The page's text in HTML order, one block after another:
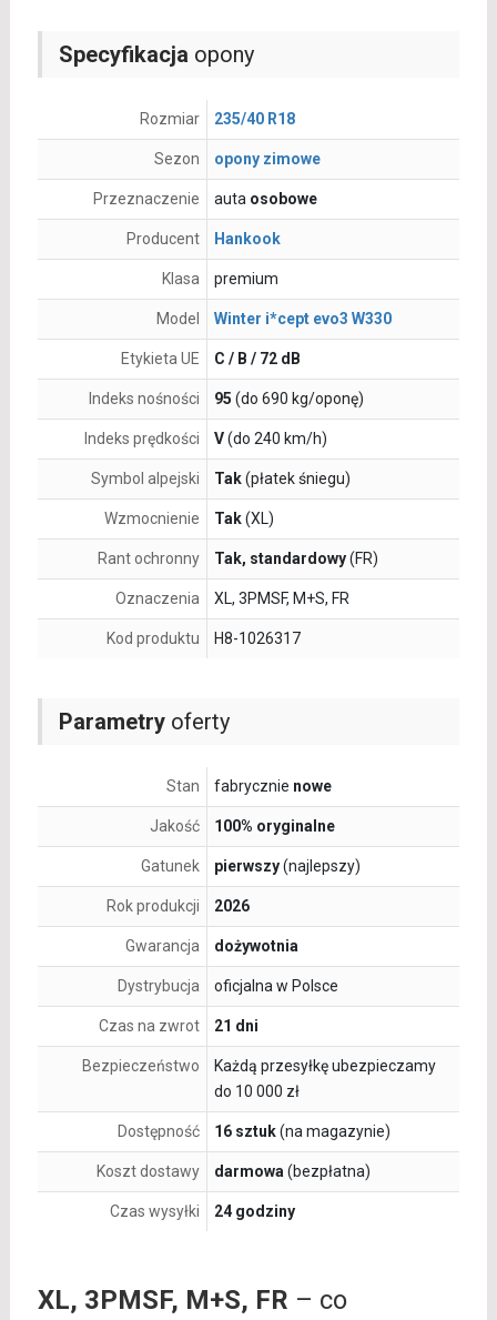
Parametryoferty
Stan fabrycznie nowe
Jakość 100% oryginalne
Gatunek pierwszy(najlepszy)
Rok produkcji 2026
Gwarancja dożywotnia
Dystrybucja oficjalna w Polsce
Czas na zwrot 21 dni
Bezpieczeństwo
Każdą przesyłkę ubezpieczamy
do 10 000 zł
Dostępność 16 sztuk(na magazynie)
Koszt dostawy darmowa (bezpłatna)
Czas wysyłki 24 godziny
Specyfikacja opony
Rozmiar 235/40 R18
Sezon opony zimowe
Przeznaczenie auta osobowe
Producent Hankook
Klasa premium
Model Winter i*cept evo3 W330
Etykieta UE C / B / 72 dB
Indeks nośności 95 (do 690 kg/oponę)
Indeks prędkości V(do 240 km/h)
Symbol alpejski Tak(płatek śniegu)
Wzmocnienie Tak(XL)
Rant ochronny Tak, standardowy(FR)
Oznaczenia XL, 3PMSF, M+S, FR
Kod produktu H8-1026317
XL, 3PMSF, M+S, FR – co